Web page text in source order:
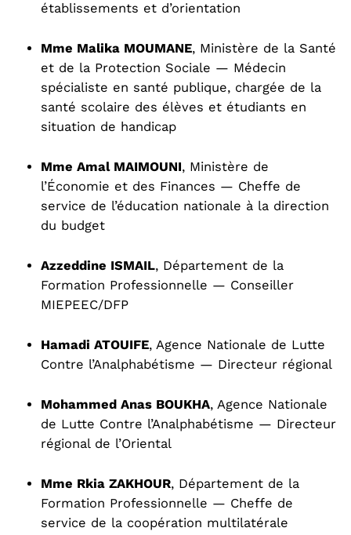
établissements et d’orientation
Mme Malika MOUMANE, Ministère de la Santé
et de la Protection Sociale — Médecin
spécialiste en santé publique, chargée de la
santé scolaire des élèves et étudiants en
situation de handicap
Mme Amal MAIMOUNI, Ministère de
l’Économie et des Finances — Cheffe de
service de l’éducation nationale à la direction
du budget
Azzeddine ISMAIL, Département de la
Formation Professionnelle — Conseiller
MIEPEEC/DFP
Hamadi ATOUIFE, Agence Nationale de Lutte
Contre l’Analphabétisme — Directeur régional
Mohammed Anas BOUKHA, Agence Nationale
de Lutte Contre l’Analphabétisme — Directeur
régional de l’Oriental
Mme Rkia ZAKHOUR, Département de la
Formation Professionnelle — Cheffe de
service de la coopération multilatérale